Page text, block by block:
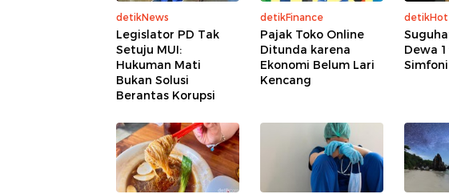
detikNews
Legislator PD Tak
Setuju MUI:
Hukuman Mati
Bukan Solusi
Berantas Korupsi
detikFinance
Pajak Toko Online
Ditunda karena
Ekonomi Belum Lari
Kencang
detikHot
Dewa